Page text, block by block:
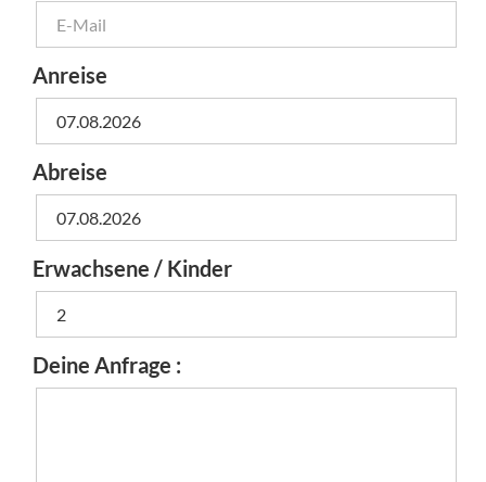
Anreise
Abreise
Erwachsene / Kinder
Deine Anfrage :